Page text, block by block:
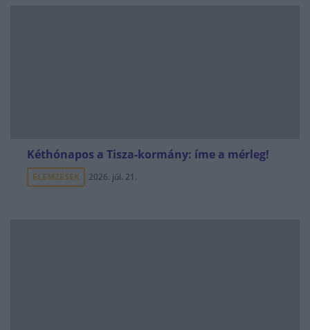
Kéthónapos a Tisza-kormány: íme a mérleg!
ELEMZÉSEK 2026. júl. 21.